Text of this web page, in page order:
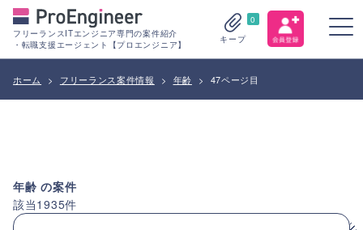
フリーランスITエンジニア専門の案件紹介
・転職支援エージェント【プロエンジニア】
0
キープ
ホーム > フリーランス案件情報 > 年齢 > 47ページ目
年齢の案件
該当1935件